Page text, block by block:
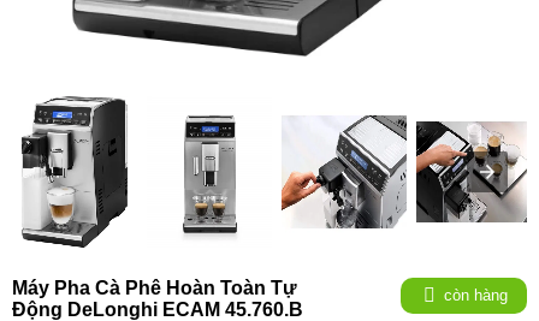
Máy Pha Cà Phê Hoàn Toàn Tự
Động DeLonghi ECAM 45.760.B
còn hàng